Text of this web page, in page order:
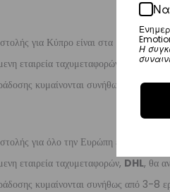
για Κύπρο είναι στα
εταιρεία ταχυμεταφορών,
Aramex
κυμαίνονται συνήθως από 2-7
για όλο την Ευρώπη είναι στα
εταιρεία ταχυμεταφορών, DHL, θα
κυμαίνονται συνήθως από 3-8
Η